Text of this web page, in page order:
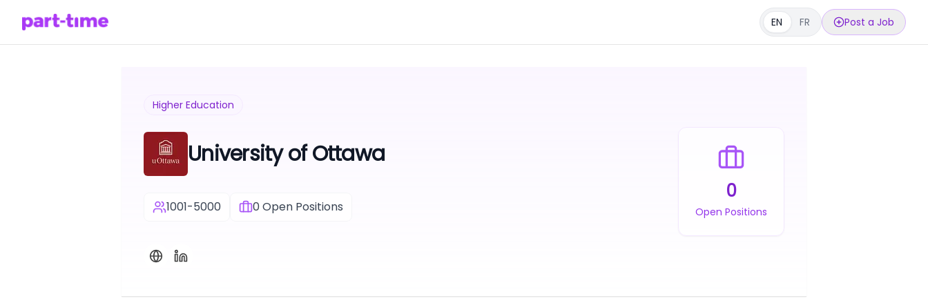
EN FR Post a Job
Higher Education
University of Ottawa
1001-5000 0Open Positions
0
Open Positions